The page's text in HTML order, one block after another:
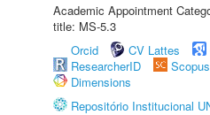
Academic Appointment
title: MS-5.3
Orcid
CV Lattes
ResearcherID
Scopus
Dimensions
Repositório Institucional